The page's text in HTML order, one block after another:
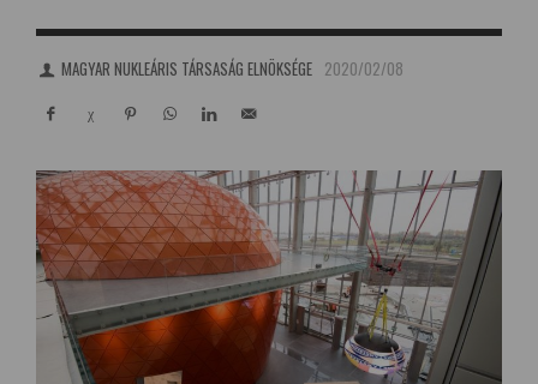
MAGYAR NUKLEÁRIS TÁRSASÁG ELNÖKSÉGE 2020/02/08